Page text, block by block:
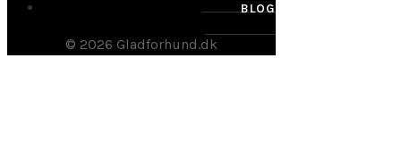
BLOG
© 2026 Gladforhund.dk